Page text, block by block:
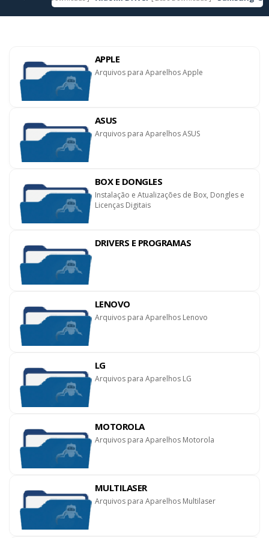
APPLE
Arquivos para Aparelhos Apple
ASUS
Arquivos para Aparelhos ASUS
BOX E DONGLES
Instalação e Atualizações de Box, Dongles e
Licenças Digitais
DRIVERS E PROGRAMAS
LENOVO
Arquivos para Aparelhos Lenovo
LG
Arquivos para Aparelhos LG
MOTOROLA
Arquivos para Aparelhos Motorola
MULTILASER
Arquivos para Aparelhos Multilaser